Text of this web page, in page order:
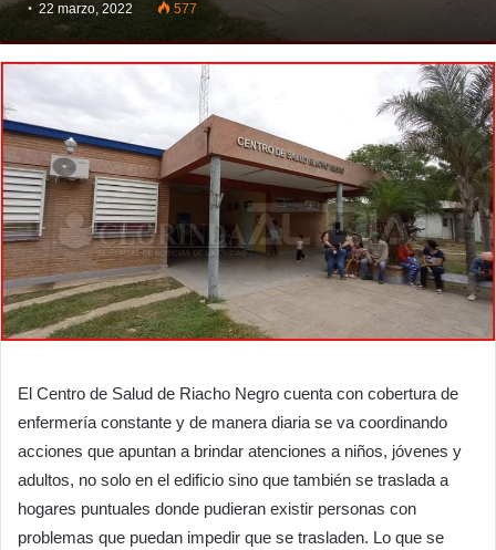
22 marzo, 2022 577
El Centro de Salud de Riacho Negro cuenta con cobertura de
enfermería constante y de manera diaria se va coordinando
acciones que apuntan a brindar atenciones a niños, jóvenes y
adultos, no solo en el edificio sino que también se traslada a
hogares puntuales donde pudieran existir personas con
problemas que puedan impedir que se trasladen. Lo que se